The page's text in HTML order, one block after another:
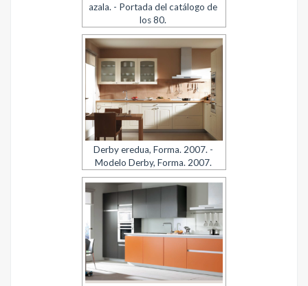
azala. - Portada del catálogo de
los 80.
Derby eredua, Forma. 2007. -
Modelo Derby, Forma. 2007.